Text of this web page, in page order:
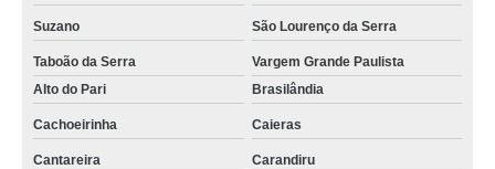
Suzano São Lourenço da Serra
Taboão da Serra
Vargem Grande Paulista
Alto do Pari
Brasilândia
Cachoeirinha Caieras
Cantareira Carandiru